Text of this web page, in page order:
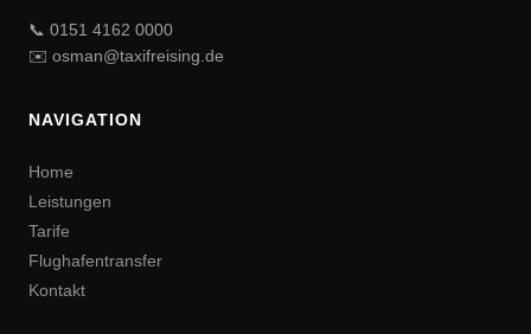
📞 0151 4162 0000
✉️ osman@taxifreising.de
NAVIGATION
Home
Leistungen
Tarife
Flughafentransfer
Kontakt